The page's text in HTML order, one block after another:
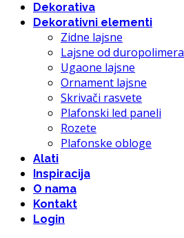
Dekorativa
Dekorativni elementi
Zidne lajsne
Lajsne od duropolimera
Ugaone lajsne
Ornament lajsne
Skrivači rasvete
Plafonski led paneli
Rozete
Plafonske obloge
Alati
Inspiracija
O nama
Kontakt
Login